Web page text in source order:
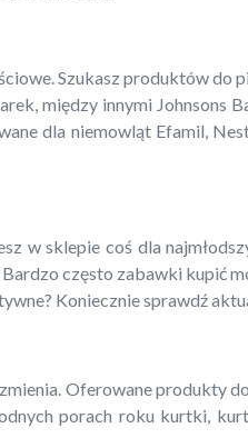
Szukasz produktów do
między innymi Johnsons
dla niemowląt Efamil,
sklepie coś dla
często zabawki kupić
Koniecznie sprawdź
Oferowane produkty
porach roku kurtki,